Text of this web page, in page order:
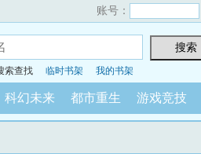
账号：
索查找 临时书架 我的书架
科幻未来 都市重生 游戏竞技